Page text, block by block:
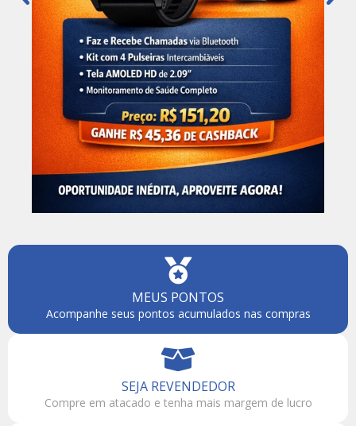
MEUS PONTOS
Acompanhe seus pontos acumulados nas compras
SEJA REVENDEDOR
Compre em atacado e tenha mais margem de lucro